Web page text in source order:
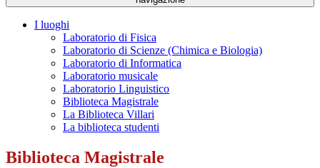
I luoghi
Laboratorio di Fisica
Laboratorio di Scienze (Chimica e Biologia)
Laboratorio di Informatica
Laboratorio musicale
Laboratorio Linguistico
Biblioteca Magistrale
La Biblioteca Villari
La biblioteca studenti
Biblioteca Magistrale